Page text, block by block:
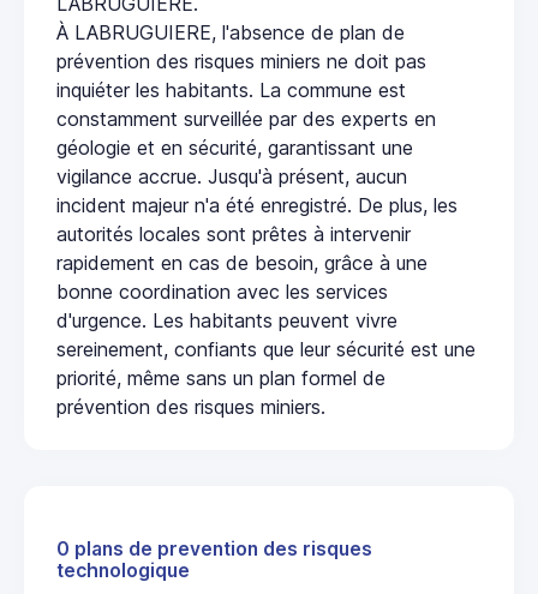
À LABRUGUIERE, l'absence de plan de
prévention des risques miniers ne doit pas
inquiéter les habitants. La commune est
constamment surveillée par des experts en
géologie et en sécurité, garantissant une
vigilance accrue. Jusqu'à présent, aucun
incident majeur n'a été enregistré. De plus, les
autorités locales sont prêtes à intervenir
rapidement en cas de besoin, grâce à une
bonne coordination avec les services
d'urgence. Les habitants peuvent vivre
sereinement, confiants que leur sécurité est une
priorité, même sans un plan formel de
prévention des risques miniers.
0 plans de prevention des risques
technologique